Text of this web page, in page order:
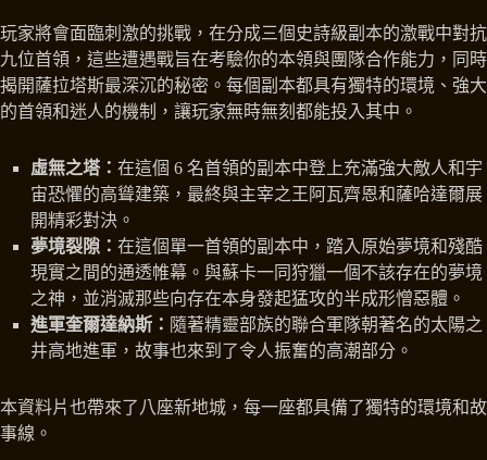
玩家將會面臨刺激的挑戰，在分成三個史詩級副本的激戰中對抗
九位首領，這些遭遇戰旨在考驗你的本領與團隊合作能力，同時
揭開薩拉塔斯最深沉的秘密。每個副本都具有獨特的環境、強大
的首領和迷人的機制，讓玩家無時無刻都能投入其中。
虛無之塔： 在這個 6 名首領的副本中登上充滿強大敵人和宇
宙恐懼的高聳建築，最終與主宰之王阿瓦齊恩和薩哈達爾展
開精彩對決。
夢境裂隙： 在這個單一首領的副本中，踏入原始夢境和殘酷
現實之間的通透帷幕。與蘇卡一同狩獵一個不該存在的夢境
之神，並消滅那些向存在本身發起猛攻的半成形憎惡體。
進軍奎爾達納斯： 隨著精靈部族的聯合軍隊朝著名的太陽之
井高地進軍，故事也來到了令人振奮的高潮部分。
本資料片也帶來了八座新地城，每一座都具備了獨特的環境和故
事線。